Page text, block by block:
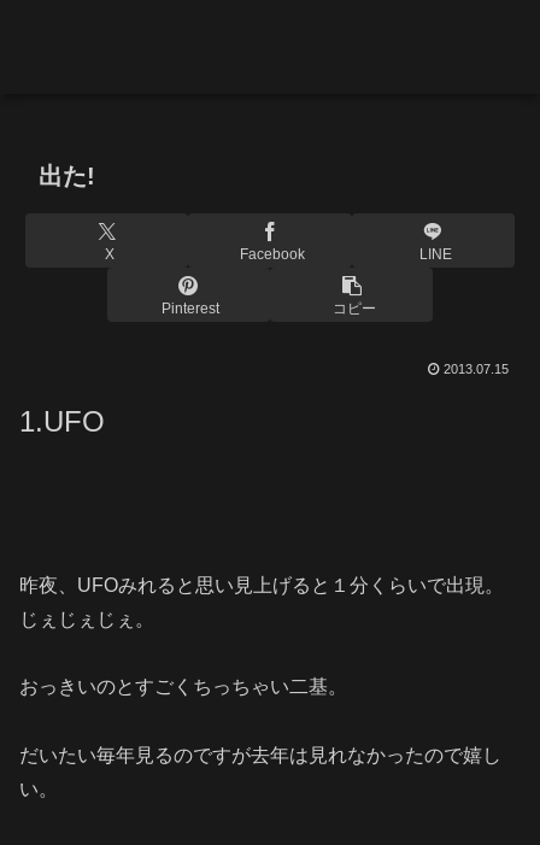
出た!
X Facebook LINE
Pinterest コピー
2013.07.15
1.UFO
昨夜、UFOみれると思い見上げると１分くらいで出現。
じぇじぇじぇ。
おっきいのとすごくちっちゃい二基。
だいたい毎年見るのですが去年は見れなかったので嬉し
い。